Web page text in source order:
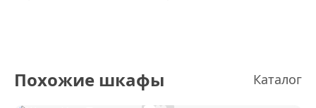
Похожие шкафы Каталог